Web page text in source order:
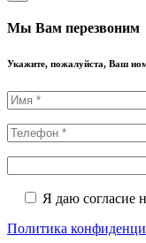
Мы Вам перезвоним
Укажите, пожалуйста, Ваш
Я даю согласие
Политика